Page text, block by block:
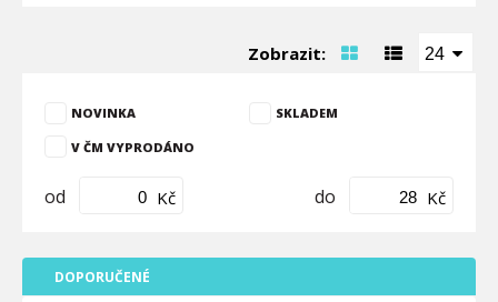
Zobrazit: 24
NOVINKA SKLADEM
V ČM VYPRODÁNO
od Kč do Kč
DOPORUČENÉ